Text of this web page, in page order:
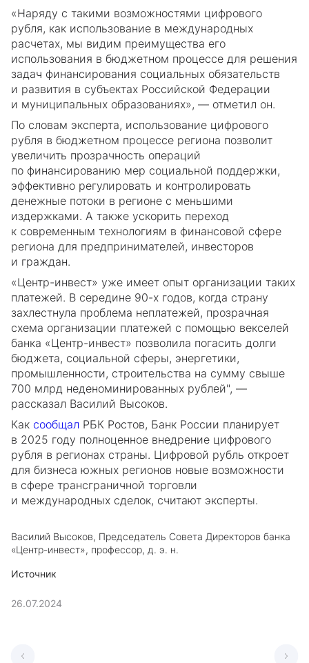
«Наряду с такими возможностями цифрового
рубля, как использование в международных
расчетах, мы видим преимущества его
использования в бюджетном процессе для решения
задач финансирования социальных обязательств
и развития в субъектах Российской Федерации
и муниципальных образованиях», — отметил он.
По словам эксперта, использование цифрового
рубля в бюджетном процессе региона позволит
увеличить прозрачность операций
по финансированию мер социальной поддержки,
эффективно регулировать и контролировать
денежные потоки в регионе с меньшими
издержками. А также ускорить переход
к современным технологиям в финансовой сфере
региона для предпринимателей, инвесторов
и граждан.
«Центр-инвест» уже имеет опыт организации таких
платежей. В середине 90-х годов, когда страну
захлестнула проблема неплатежей, прозрачная
схема организации платежей с помощью векселей
банка «Центр-инвест» позволила погасить долги
бюджета, социальной сферы, энергетики,
промышленности, строительства на сумму свыше
700 млрд неденоминированных рублей", —
рассказал Василий Высоков.
Как сообщал РБК Ростов, Банк России планирует
в 2025 году полноценное внедрение цифрового
рубля в регионах страны. Цифровой рубль откроет
для бизнеса южных регионов новые возможности
в сфере трансграничной торговли
и международных сделок, считают эксперты.
Василий Высоков, Председатель Совета Директоров банка
«Центр-инвест», профессор, д. э. н.
Источник
26.07.2024